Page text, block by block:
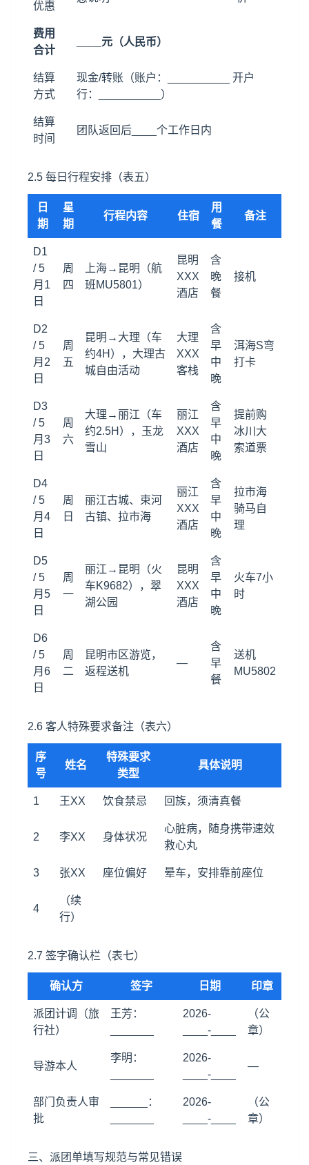
优惠
费用
合计
____元（人民币）
结算
方式
现金/转账（账户：__________ 开户
行：__________）
结算
时间
团队返回后____个工作日内
2.5 每日行程安排（表五）
日
期
星
期
行程内容 住宿
用
餐
备注
D1
/ 5
月1
日
周
四
上海→ 昆明
（航
班MU5801）
昆明
XXX
酒店
含
晚
餐
接机
D2
/ 5
月2
日
周
五
昆明→大理（车
约4H），大理古
城自由活动
大理
XXX
客栈
含
早
中
晚
洱海S弯
打卡
D3
/ 5
月3
日
周
六
大理→ 丽江 （车
约2.5H），玉龙
雪山
丽江
XXX
酒店
含
早
中
晚
提前购
冰川大
索道票
D4
/ 5
月4
日
周
日
丽江古城、束河
古镇、拉市海
丽江
XXX
酒店
含
早
中
晚
拉市海
骑马自
理
D5
/ 5
月5
日
周
一
丽江→昆明（火
车K9682），翠
湖公园
昆明
XXX
酒店
含
早
中
晚
火车7小
时
D6
/ 5
月6
日
周
二
昆明市区游览，
返程送机
—
含
早
餐
送机
MU5802
2.6 客人特殊要求备注（表六）
序
号
姓名
特殊要求
类型
具体说明
1 王XX 饮食禁忌 回族，须清真餐
2 李XX 身体状况
心脏病，随身携带速效
救心丸
3 张XX 座位偏好 晕车，安排靠前座位
4
（续
行）
2.7 签字确认栏（表七）
确认方 签字 日期 印章
派团计调（旅
行社）
王芳：
2026-
____-____
（公
章）
导游本人
李明：
2026-
____-____
—
部门负责人审
批
______：
2026-
____-____
（公
章）
三、派团单填写规范与常见错误